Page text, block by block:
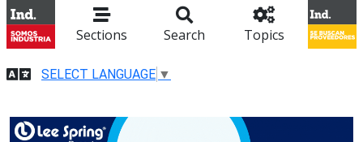
Sections Search Topics
SELECT LANGUAGE ▼